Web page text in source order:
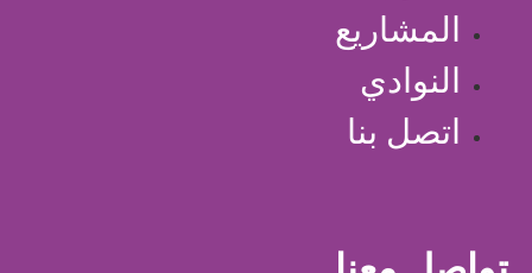
المشاريع
النوادي
اتصل بنا